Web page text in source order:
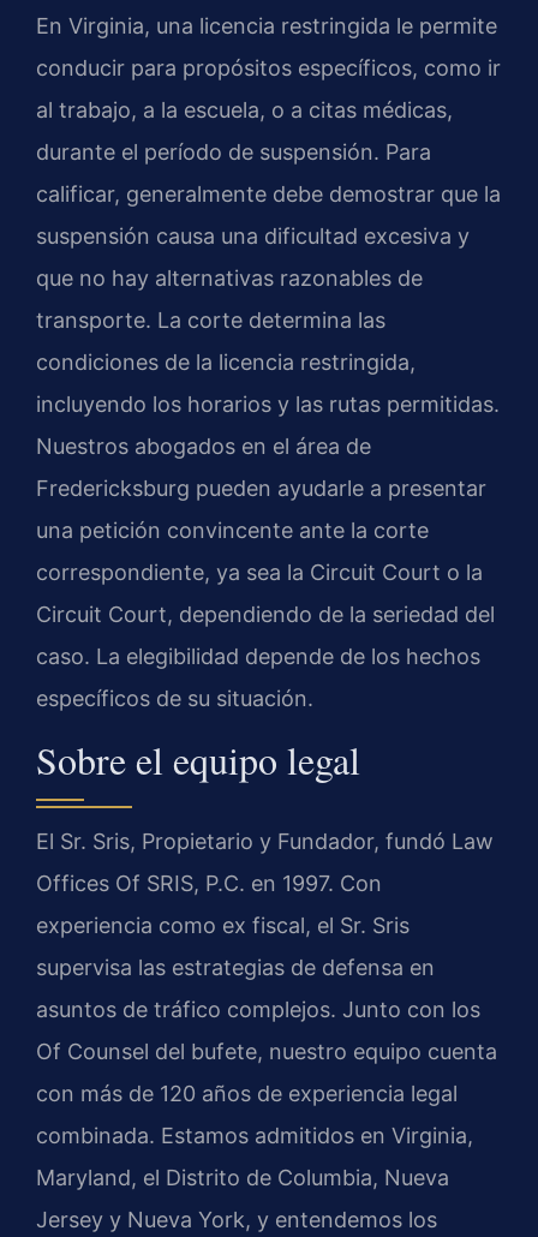
En Virginia, una licencia restringida le permite
conducir para propósitos específicos, como ir
al trabajo, a la escuela, o a citas médicas,
durante el período de suspensión. Para
calificar, generalmente debe demostrar que la
suspensión causa una dificultad excesiva y
que no hay alternativas razonables de
transporte. La corte determina las
condiciones de la licencia restringida,
incluyendo los horarios y las rutas permitidas.
Nuestros abogados en el área de
Fredericksburg pueden ayudarle a presentar
una petición convincente ante la corte
correspondiente, ya sea la Circuit Court o la
Circuit Court, dependiendo de la seriedad del
caso. La elegibilidad depende de los hechos
específicos de su situación.
Sobre el equipo legal
El Sr. Sris, Propietario y Fundador, fundó Law
Offices Of SRIS, P.C. en 1997. Con
experiencia como ex fiscal, el Sr. Sris
supervisa las estrategias de defensa en
asuntos de tráfico complejos. Junto con los
Of Counsel del bufete, nuestro equipo cuenta
con más de 120 años de experiencia legal
combinada. Estamos admitidos en Virginia,
Maryland, el Distrito de Columbia, Nueva
Jersey y Nueva York, y entendemos los